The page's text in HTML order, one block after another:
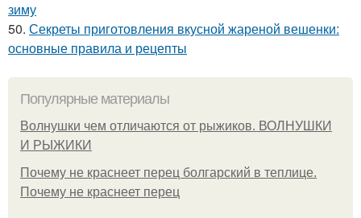
зиму
50. Секреты приготовления вкусной жареной вешенки:
основные правила и рецепты
Популярные материалы
Волнушки чем отличаются от рыжиков. ВОЛНУШКИ
И РЫЖИКИ
Почему не краснеет перец болгарский в теплице.
Почему не краснеет перец